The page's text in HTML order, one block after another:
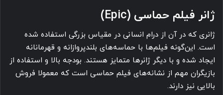
ژانر فیلم حماسی (Epic)
ژانری که در آن از درام انسانی در مقیاس بزرگی استفاده شده
است. این‌گونه فیلم‌ها با حماسه‌های بلندپروازانه و قهرمانانه
ایجاد شده و با دیگر ژانرها متمایز هستند. بودجه بالا و استفاده از
بازیگران مهم از نشانه‌های فیلم حماسی است که معمولا فروش
بالایی نیز دارند.